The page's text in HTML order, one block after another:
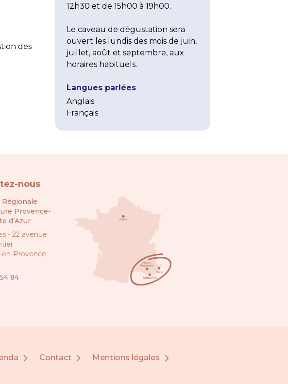
des
12h30 et de 15h00 à 19h00.
Le caveau de dégustation sera
ouvert les lundis des mois de juin,
juillet, août et septembre, aux
horaires habituels.
Langues parlées
Anglais
Français
nous
Provence-
d’Azur
- 22 avenue
en-Provence
84
Contact Mentions légales